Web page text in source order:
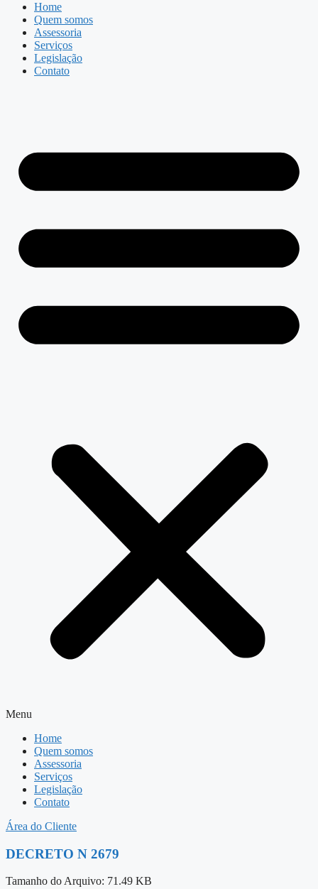
Home
Quem somos
Assessoria
Serviços
Legislação
Contato
Menu
Home
Quem somos
Assessoria
Serviços
Legislação
Contato
Área do Cliente
DECRETO N 2679
Tamanho do Arquivo: 71.49 KB